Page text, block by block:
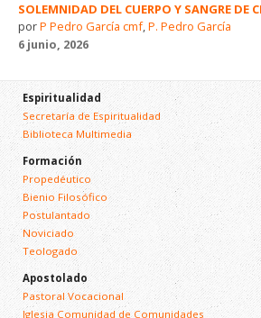
SOLEMNIDAD DEL CUERPO Y SANGRE DE
porP Pedro García cmf,P. Pedro García
6 junio, 2026
Espiritualidad
Secretaría de Espiritualidad
Biblioteca Multimedia
Formación
Propedéutico
Bienio Filosófico
Postulantado
Noviciado
Teologado
Apostolado
Pastoral Vocacional
Iglesia Comunidad de Comunidades